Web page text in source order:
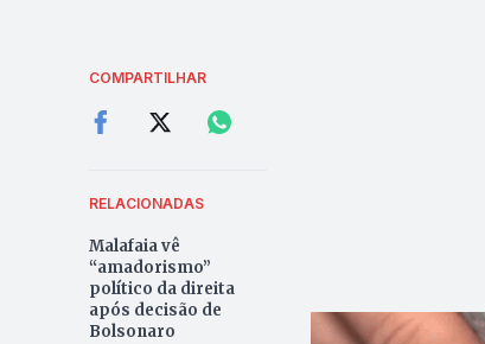
COMPARTILHAR
RELACIONADAS
Malafaia vê
“amadorismo”
político da direita
após decisão de
Bolsonaro